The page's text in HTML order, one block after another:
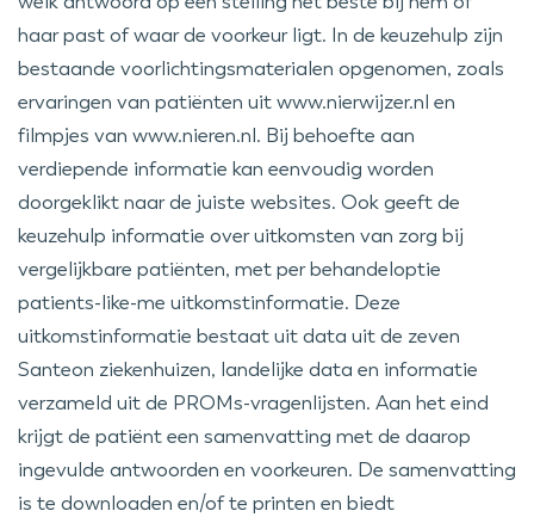
haar past of waar de voorkeur ligt. In de keuzehulp zijn
bestaande voorlichtingsmaterialen opgenomen, zoals
ervaringen van patiënten uit www.nierwijzer.nl en
filmpjes van www.nieren.nl. Bij behoefte aan
verdiepende informatie kan eenvoudig worden
doorgeklikt naar de juiste websites. Ook geeft de
keuzehulp informatie over uitkomsten van zorg bij
vergelijkbare patiënten, met per behandeloptie
patients-like-me uitkomstinformatie. Deze
uitkomstinformatie bestaat uit data uit de zeven
Santeon ziekenhuizen, landelijke data en informatie
verzameld uit de PROMs-vragenlijsten. Aan het eind
krijgt de patiënt een samenvatting met de daarop
ingevulde antwoorden en voorkeuren. De samenvatting
is te downloaden en/of te printen en biedt